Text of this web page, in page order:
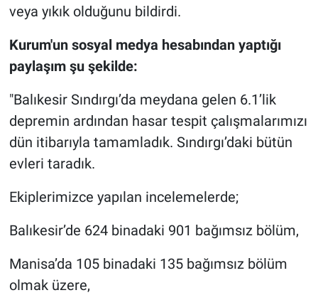
veya yıkık olduğunu bildirdi.
Kurum'un sosyal medya hesabından yaptığı
paylaşım şu şekilde:
"Balıkesir Sındırgı’da meydana gelen 6.1’lik
depremin ardından hasar tespit çalışmalarımızı
dün itibarıyla tamamladık. Sındırgı’daki bütün
evleri taradık.
Ekiplerimizce yapılan incelemelerde;
Balıkesir’de 624 binadaki 901 bağımsız bölüm,
Manisa’da 105 binadaki 135 bağımsız bölüm
olmak üzere,
Kültür Sanat
Ne demişti
Popüler
Programlar
Sağlık
Spor
Teknoloji